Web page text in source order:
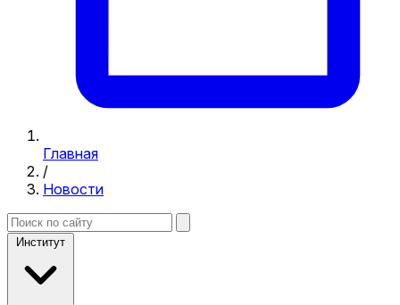
Главная
/
Новости
Институт